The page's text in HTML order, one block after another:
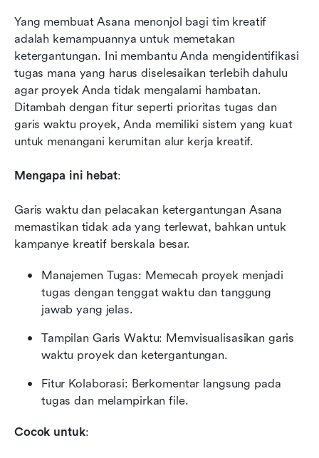
Yang membuat Asana menonjol bagi tim kreatif
adalah kemampuannya untuk memetakan
ketergantungan. Ini membantu Anda mengidentifikasi
tugas mana yang harus diselesaikan terlebih dahulu
agar proyek Anda tidak mengalami hambatan.
Ditambah dengan fitur seperti prioritas tugas dan
garis waktu proyek, Anda memiliki sistem yang kuat
untuk menangani kerumitan alur kerja kreatif.
Mengapa ini hebat:
Garis waktu dan pelacakan ketergantungan Asana
memastikan tidak ada yang terlewat, bahkan untuk
kampanye kreatif berskala besar.
Manajemen Tugas: Memecah proyek menjadi
tugas dengan tenggat waktu dan tanggung
jawab yang jelas.
Tampilan Garis Waktu: Memvisualisasikan garis
waktu proyek dan ketergantungan.
Fitur Kolaborasi: Berkomentar langsung pada
tugas dan melampirkan file.
Cocok untuk: